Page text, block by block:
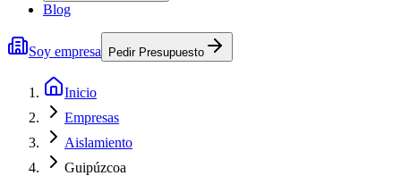
Blog
Soy empresa Pedir Presupuesto
Inicio
Empresas
Aislamiento
Guipúzcoa